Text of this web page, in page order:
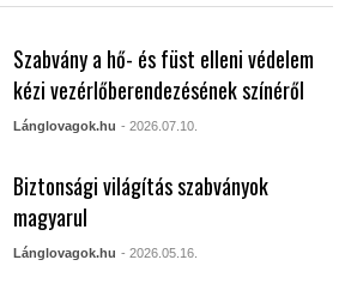
Szabvány a hő- és füst elleni védelem
kézi vezérlőberendezésének színéről
Lánglovagok.hu - 2026.07.10.
Biztonsági világítás szabványok
magyarul
Lánglovagok.hu - 2026.05.16.